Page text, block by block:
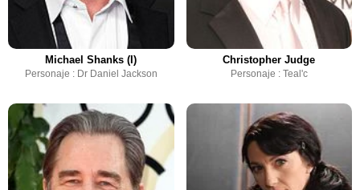
Michael Shanks (I)
Personaje : Dr Daniel Jackson
Christopher Judge
Personaje : Teal'c